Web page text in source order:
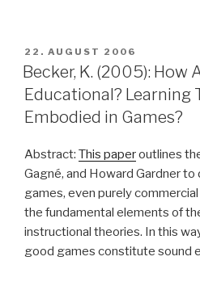
VERÖFFENTLICHT
AM
22. AUGUST 2006
Becker, K. (2005): How
Educational? Learning
Embodied in Games?
Abstract: This paperoutlines
Gagné, and Howard Gardner
games, even purely
the fundamental elements of
instructional theories. In this
good games constitute sound